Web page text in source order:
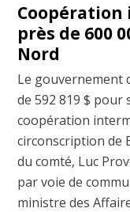
près de 600
Nord
Le gouvernement
de 592 819 $
coopération
circonscription de
du comté, Luc
par voie de
ministre des